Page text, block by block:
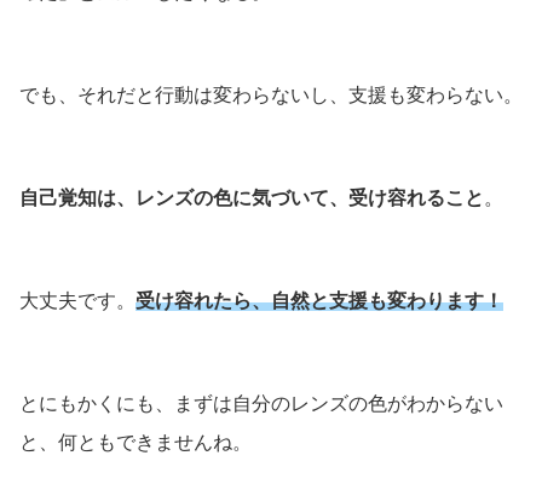
でも、それだと行動は変わらないし、支援も変わらない。
自己覚知は、レンズの色に気づいて、受け容れること 。
大丈夫です。 受け容れたら、自然と支援も変わります！
とにもかくにも、まずは自分のレンズの色がわからない
と、何ともできませんね。